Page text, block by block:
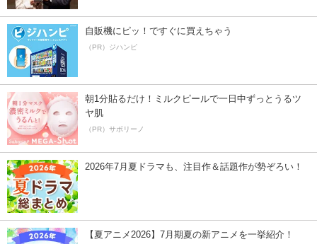
自販機にピッ！ですぐに買えちゃう
（PR）ジハンピ
朝1分貼るだけ！ミルクピールで一日中ずっとうるツ
ヤ肌
（PR）サボリーノ
2026年7月夏ドラマも、注目作＆話題作が勢ぞろい！
【夏アニメ2026】7月期夏の新アニメを一挙紹介！